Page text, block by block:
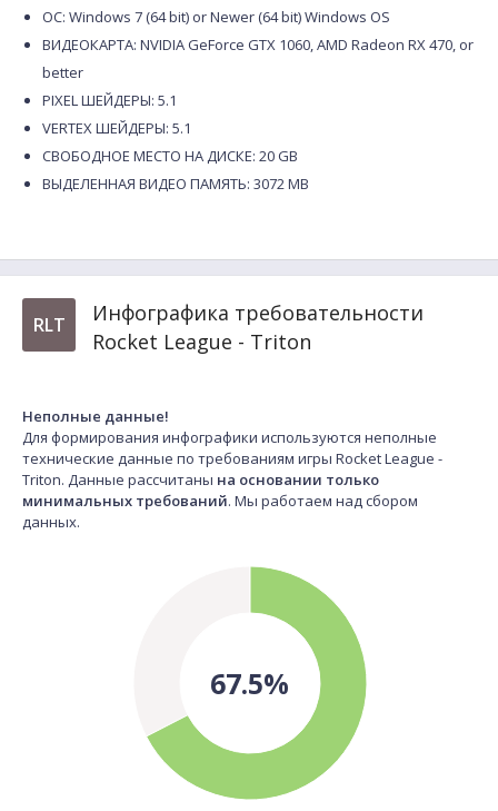
ОС: Windows 7 (64 bit) or Newer (64 bit) Windows OS
ВИДЕОКАРТА: NVIDIA GeForce GTX 1060, AMD Radeon RX 470, or
better
PIXEL ШЕЙДЕРЫ: 5.1
VERTEX ШЕЙДЕРЫ: 5.1
СВОБОДНОЕ МЕСТО НА ДИСКЕ: 20 GB
ВЫДЕЛЕННАЯ ВИДЕО ПАМЯТЬ: 3072 MB
RLT
Инфографика требовательности
Rocket League - Triton
Неполные данные!
Для формирования инфографики используются неполные
технические данные по требованиям игры Rocket League -
Triton. Данные рассчитаны на основании только
минимальных требований. Мы работаем над сбором
данных.
67.5%